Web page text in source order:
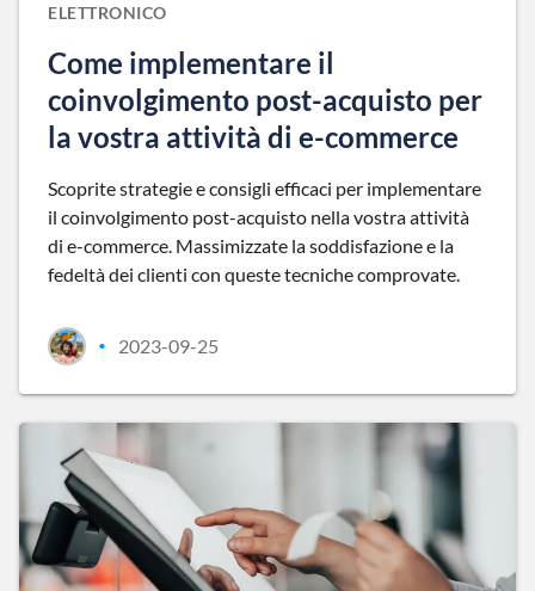
ELETTRONICO
Come implementare il
coinvolgimento post-acquisto per
la vostra attività di e-commerce
Scoprite strategie e consigli efficaci per implementare
il coinvolgimento post-acquisto nella vostra attività
di e-commerce. Massimizzate la soddisfazione e la
fedeltà dei clienti con queste tecniche comprovate.
• 2023-09-25